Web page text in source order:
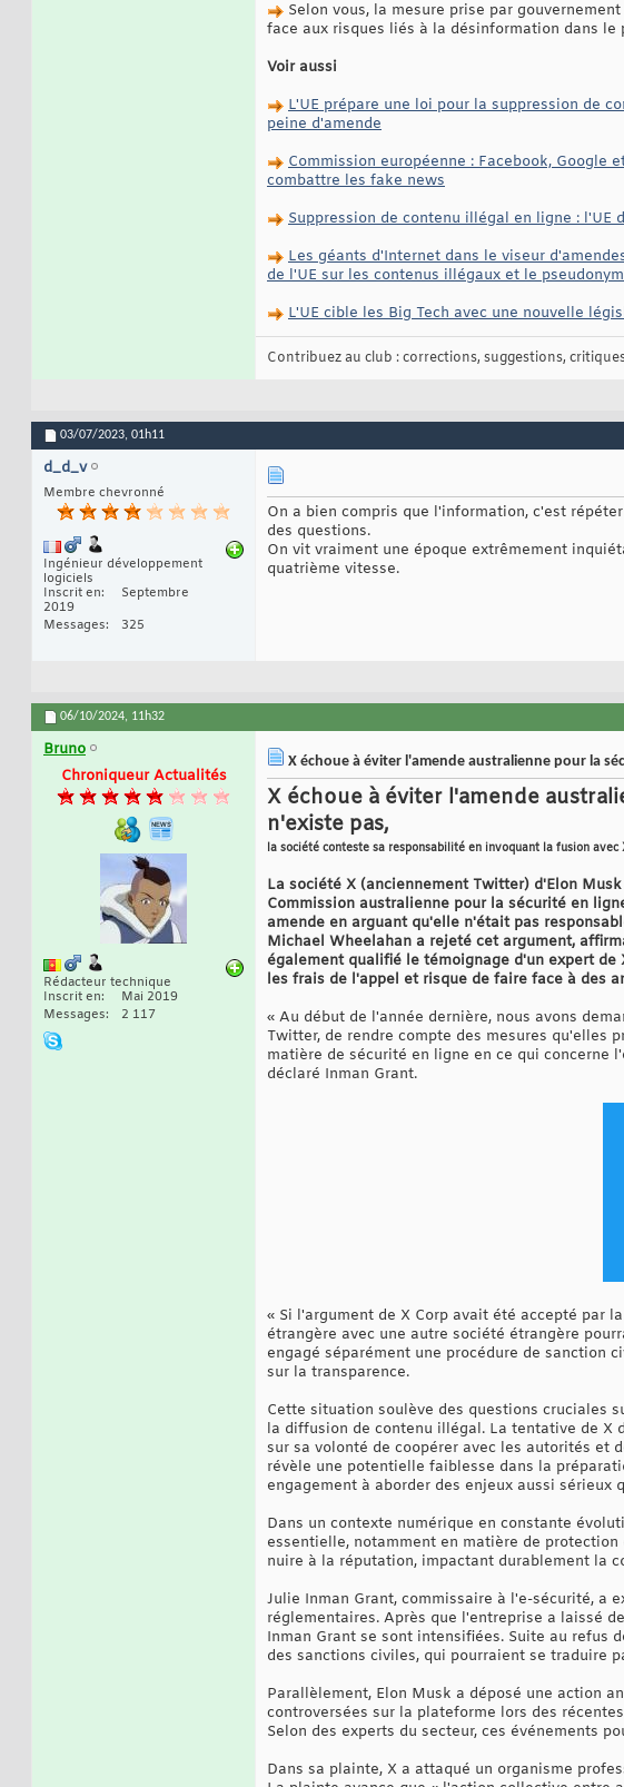
Selon vous, la mesure prise par
face aux risques liés à la désinformation dans le
Voir aussi
L'UE prépare une loi pour la suppression de
peine d'amende
Commission européenne : Facebook,
combattre les fake news
Suppression de contenu illégal en ligne :
Les géants d'Internet dans le viseur
de l'UE sur les contenus illégaux et le
L'UE cible les Big Tech avec une nouvelle
Contribuez au club : corrections, suggestions,
03/07/2023, 01h11
d_d_v
Membre chevronné
Ingénieur développement
logiciels
Inscrit en
Septembre
2019
Messages
325
On a bien compris que l'information, c'est
des questions.
On vit vraiment une époque extrêmement
quatrième vitesse.
06/10/2024, 11h32
Bruno
Chroniqueur Actualités
Rédacteur technique
Inscrit en
Mai 2019
Messages
2 117
X échoue à éviter l'amende australienne pour la
X échoue à éviter l'amende
n'existe pas,
la société conteste sa responsabilité en invoquant la fusion avec
La société X (anciennement Twitter) d'Elon
Commission australienne pour la sécurité en
amende en arguant qu'elle n'était pas
Michael Wheelahan a rejeté cet argument,
également qualifié le témoignage d'un expert
les frais de l'appel et risque de faire face à des
« Au début de l'année dernière, nous avons
Twitter, de rendre compte des mesures qu'elles
matière de sécurité en ligne en ce qui concerne
déclaré Inman Grant.
« Si l'argument de X Corp avait été accepté par
étrangère avec une autre société étrangère
engagé séparément une procédure de sanction
sur la transparence.
Cette situation soulève des questions cruciales
la diffusion de contenu illégal. La tentative de X
sur sa volonté de coopérer avec les autorités et
révèle une potentielle faiblesse dans la
engagement à aborder des enjeux aussi sérieux
Dans un contexte numérique en constante
essentielle, notamment en matière de
nuire à la réputation, impactant durablement la
Julie Inman Grant, commissaire à l'e-sécurité, a
réglementaires. Après que l'entreprise a laissé
Inman Grant se sont intensifiées. Suite au refus
des sanctions civiles, qui pourraient se traduire
Parallèlement, Elon Musk a déposé une action
controversées sur la plateforme lors des
Selon des experts du secteur, ces événements
Dans sa plainte, X a attaqué un organisme